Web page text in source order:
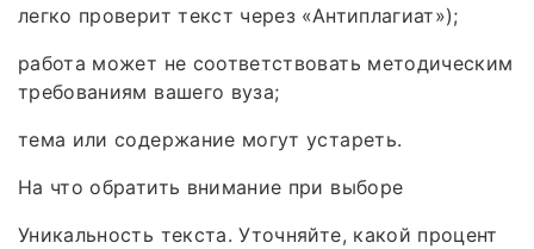
легко проверит текст через «Антиплагиат»);
работа может не соответствовать методическим
требованиям вашего вуза;
тема или содержание могут устареть.
На что обратить внимание при выборе
Уникальность текста. Уточняйте, какой процент